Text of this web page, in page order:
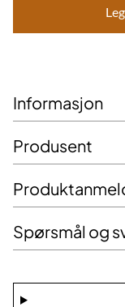
Informasjon
Produsent
Spørsmål og